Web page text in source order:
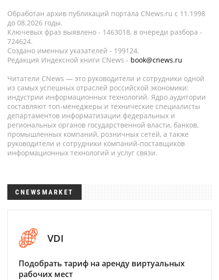
Обработан архив публикаций портала CNews.ru c 11.1998
до 08.2026 годы.
Ключевых фраз выявлено - 1463018, в очереди разбора -
724624.
Создано именных указателей - 199124.
Редакция Индексной книги CNews - book@cnews.ru
Читатели CNews — это руководители и сотрудники одной
из самых успешных отраслей российской экономики:
индустрии информационных технологий. Ядро аудитории
составляют топ-менеджеры и технические специалисты
департаментов информатизации федеральных и
региональных органов государственной власти, банков,
промышленных компаний, розничных сетей, а также
руководители и сотрудники компаний-поставщиков
информационных технологий и услуг связи.
CNEWSMARKET
VDI
Подобрать тариф на аренду виртуальных
рабочих мест